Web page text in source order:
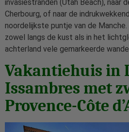
invasiestranden (Utah Beach), naar
Cherbourg, of naar de
noordelijkste puntje van de Manche.
zowel langs de kust als in het
achterland vele gemarkeerde
Vakantiehuis in
Issambres met
Provence-Côte